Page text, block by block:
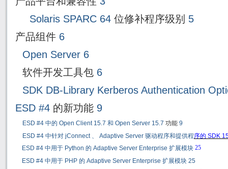
Solaris SPARC 64 位修补程序级别 5
产品组件 6
Open Server 6
软件开发工具包 6
SDK DB-Library Kerberos Authentication
ESD #4 的新功能 9
ESD #4 中的 Open Client 15.7 和 Open Server 15.7 功能 9
ESD #4 中针对 jConnect 、 Adaptive Server 驱动程序和提供程序的 SDK
ESD #4 中用于 Python 的 Adaptive Server Enterprise 扩展模块 25
ESD #4 中用于 PHP 的 Adaptive Server Enterprise 扩展模块 25